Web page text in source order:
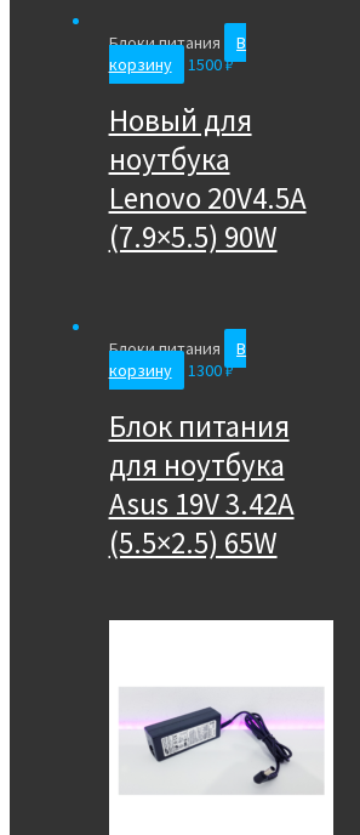
Блоки питания
В
корзину
1500₽
Новый для
ноутбука
Lenovo 20V4.5A
(7.9×5.5) 90W
Блоки питания
В
корзину
1300₽
Блок питания
для ноутбука
Asus 19V 3.42A
(5.5×2.5) 65W